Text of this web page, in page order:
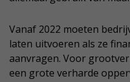
Vanaf 2022 moeten
laten uitvoeren als ze
aanvragen. Voor
een grote verharde